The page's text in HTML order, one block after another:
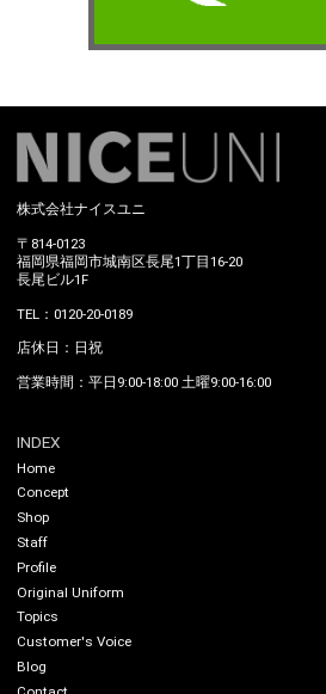
株式会社ナイスユニ
〒814-0123
福岡県福岡市城南区長尾1丁目16-20
長尾ビル1F
TEL：0120-20-0189
店休日：日祝
営業時間：平日9:00-18:00 土曜9:00-16:00
INDEX
Home
Concept
Shop
Staff
Profile
Original Uniform
Topics
Customer's Voice
Blog